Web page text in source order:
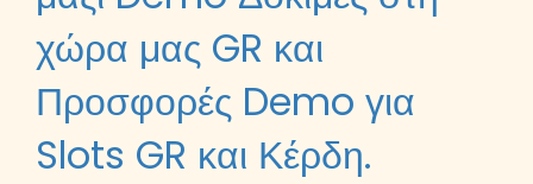
χώρα μας GR και
Προσφορές Demo για
Slots GR και Κέρδη.